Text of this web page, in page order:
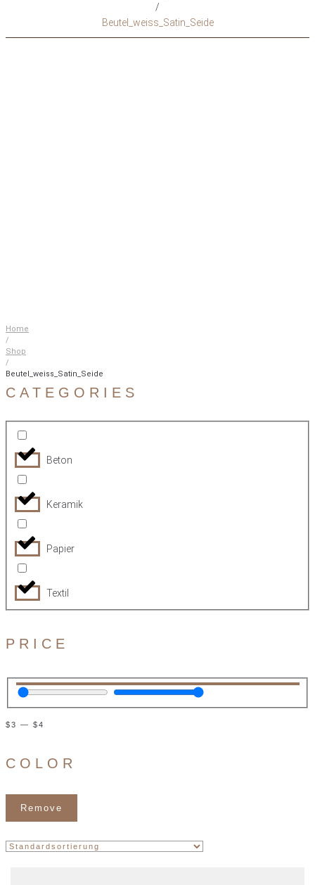
/
Beutel_weiss_Satin_Seide
Home
/
Shop
/
Beutel_weiss_Satin_Seide
CATEGORIES
Beton
Keramik
Papier
Textil
PRICE
$3 — $4
COLOR
Remove